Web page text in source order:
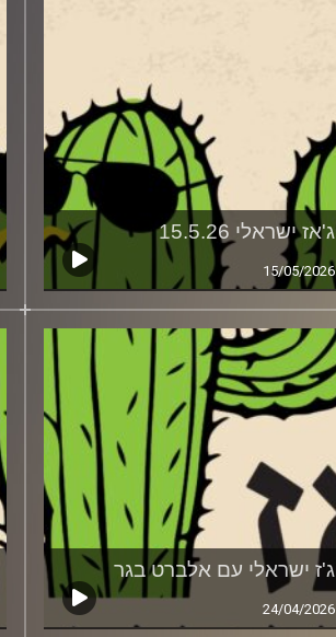
ג'אז ישראלי 15.5.26
15/05/2026
ג'ז ישראלי עם אלברט בגר
24/04/2026